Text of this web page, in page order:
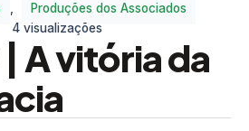
Produções dos Associados
4 visualizações
A vitória da